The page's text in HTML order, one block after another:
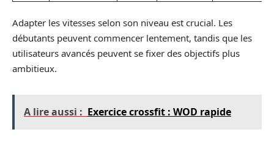
Adapter les vitesses selon son niveau est crucial. Les
débutants peuvent commencer lentement, tandis que les
utilisateurs avancés peuvent se fixer des objectifs plus
ambitieux.
A lire aussi : Exercice crossfit : WOD rapide